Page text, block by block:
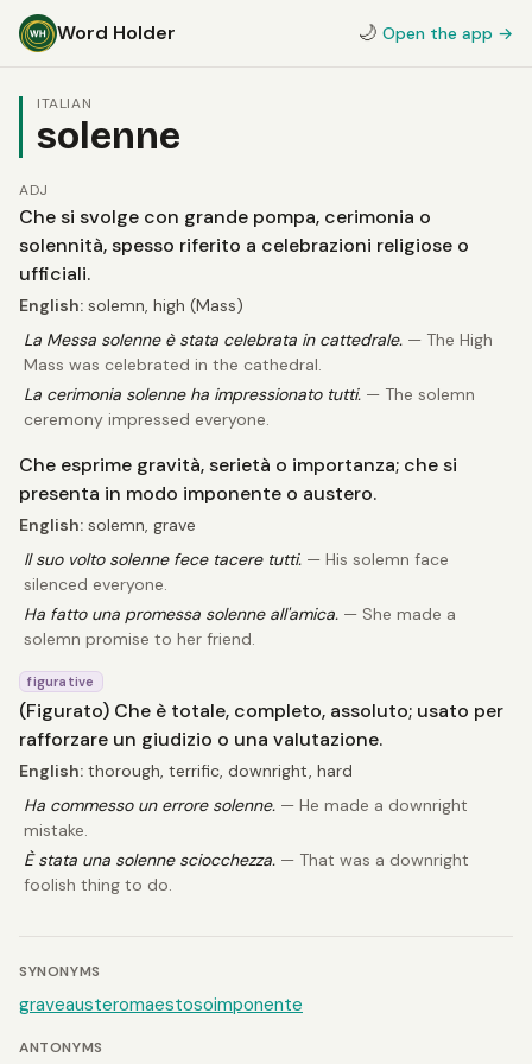
Word Holder 🌙 Open the app →
ITALIAN
solenne
ADJ
Che si svolge con grande pompa, cerimonia o
solennità, spesso riferito a celebrazioni religiose o
ufficiali.
English: solemn, high (Mass)
La Messa solenne è stata celebrata in cattedrale. — The High
Mass was celebrated in the cathedral.
La cerimonia solenne ha impressionato tutti. — The solemn
ceremony impressed everyone.
Che esprime gravità, serietà o importanza; che si
presenta in modo imponente o austero.
English: solemn, grave
Il suo volto solenne fece tacere tutti. — His solemn face
silenced everyone.
Ha fatto una promessa solenne all'amica. — She made a
solemn promise to her friend.
figurative
(Figurato) Che è totale, completo, assoluto; usato per
rafforzare un giudizio o una valutazione.
English: thorough, terrific, downright, hard
Ha commesso un errore solenne. — He made a downright
mistake.
È stata una solenne sciocchezza. — That was a downright
foolish thing to do.
SYNONYMS
graveausteromaestosoimponente
ANTONYMS